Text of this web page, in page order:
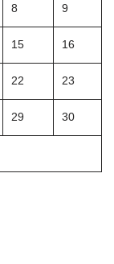
8 9
15 16
22 23
29 30